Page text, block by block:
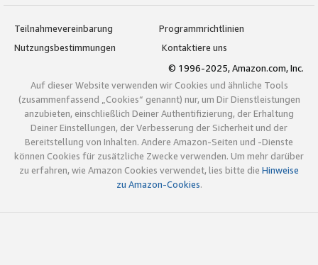
Teilnahmevereinbarung
Programmrichtlinien
Nutzungsbestimmungen
Kontaktiere uns
© 1996-2025, Amazon.com, Inc.
Auf dieser Website verwenden wir Cookies und ähnliche Tools
(zusammenfassend „Cookies“ genannt) nur, um Dir Dienstleistungen
anzubieten, einschließlich Deiner Authentifizierung, der Erhaltung
Deiner Einstellungen, der Verbesserung der Sicherheit und der
Bereitstellung von Inhalten. Andere Amazon-Seiten und -Dienste
können Cookies für zusätzliche Zwecke verwenden. Um mehr darüber
zu erfahren, wie Amazon Cookies verwendet, lies bitte die Hinweise
zu Amazon-Cookies.